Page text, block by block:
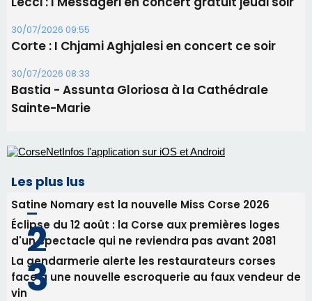
Les plus lus
Satine Nomary est la nouvelle Miss Corse 2026
Éclipse du 12 août : la Corse aux premières loges
d'un spectacle qui ne reviendra pas avant 2081
face à une nouvelle escroquerie au faux vendeur de
Deux jeunes Ajacciens sur la voie de la médecine
militaire
En Corse, un début de saison marqué par une
consommation en recul dans les restaurants
Newsletter